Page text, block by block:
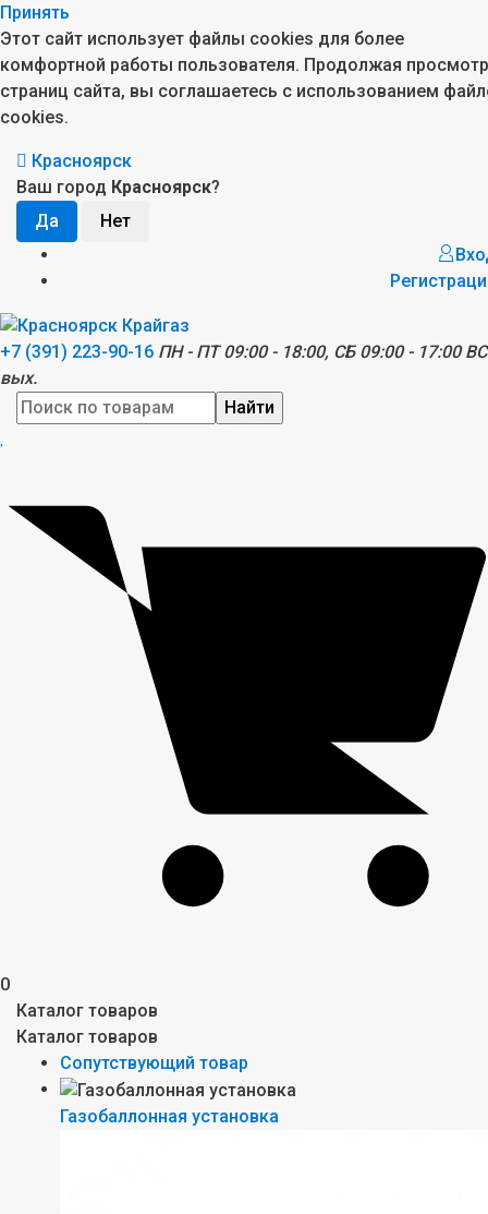
Принять
Этот сайт использует файлы cookies для более
комфортной работы пользователя. Продолжая просмотр
страниц сайта, вы соглашаетесь с использованием
cookies.
Красноярск
Ваш город Красноярск?
+7 (391) 223-90-16 ПН - ПТ 09:00 - 18:00, СБ 09:00 - 17:00
вых.
Найти
0
Каталог товаров
Каталог товаров
Сопутствующий товар
Газобаллонная установка